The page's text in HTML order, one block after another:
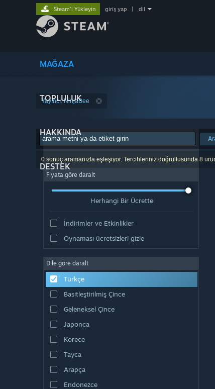
MAĞAZA
TOPLULUK
HAKKINDA
DESTEK
Steam'i Yükleyin giriş yap dil
Yayıncı: NinjaBee
0 sonuç aramanızla eşleşiyor. Tercihleriniz doğrultusunda 8
Fiyata göre daralt
Herhangi Bir Ücrette
İndirimler ve Etkinlikler
Oynaması ücretsizleri gizle
Dile göre daralt
Türkçe
Basitleştirilmiş Çince
Geleneksel Çince
Japonca
Korece
Tayca
Arapça
Endonezce